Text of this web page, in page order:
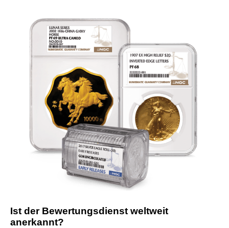
Ist der Bewertungsdienst weltweit
anerkannt?